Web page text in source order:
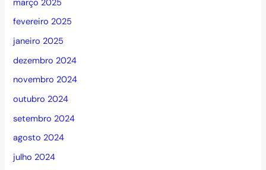
março 2025
fevereiro 2025
janeiro 2025
dezembro 2024
novembro 2024
outubro 2024
setembro 2024
agosto 2024
julho 2024